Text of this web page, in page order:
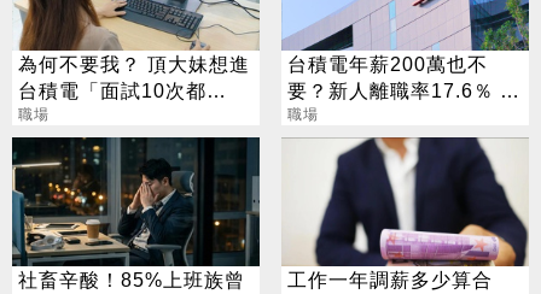
為何不要我？ 頂大妹想進
台積電「面試10次都
GG」過來人全說了
職場
台積電年薪200萬也不
要？新人離職率17.6％ 工
程師揭崩潰日常
職場
社畜辛酸！85%上班族曾
工作一年調薪多少算合